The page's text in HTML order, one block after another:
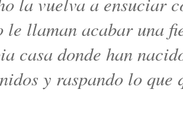
le llaman acabar una
casa donde han
y raspando lo que